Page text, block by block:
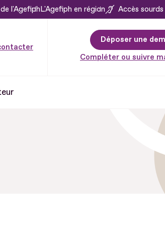
l'AgefiphL'Agefiph en région Accès
Déposer une
Compléter ou suivre